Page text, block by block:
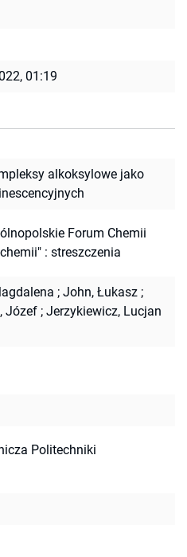
01:19
alkoksylowe jako
Forum Chemii
: streszczenia
; John, Łukasz ;
Józef ; Jerzykiewicz, Lucjan
Politechniki